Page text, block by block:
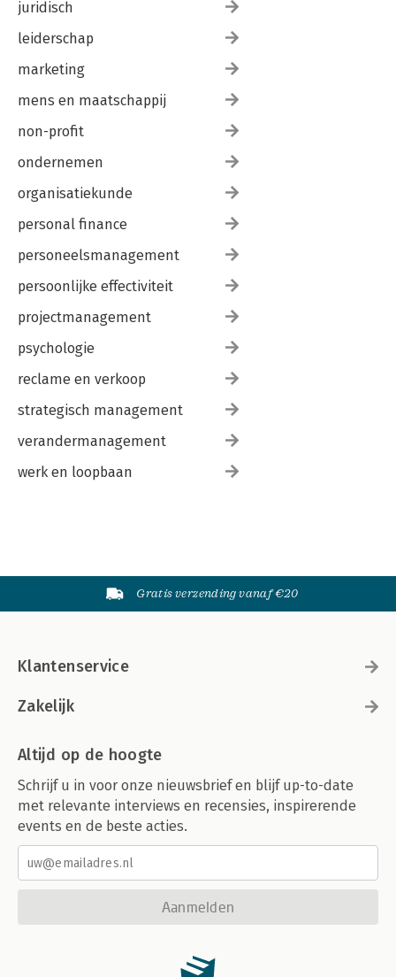
juridisch
leiderschap
marketing
mens en maatschappij
non-profit
ondernemen
organisatiekunde
personal finance
personeelsmanagement
persoonlijke effectiviteit
projectmanagement
psychologie
reclame en verkoop
strategisch management
verandermanagement
werk en loopbaan
Gratis verzending vanaf €20
Klantenservice
Zakelijk
Altijd op de hoogte
Schrijf u in voor onze nieuwsbrief en blijf up-to-date
met relevante interviews en recensies, inspirerende
events en de beste acties.
Aanmelden